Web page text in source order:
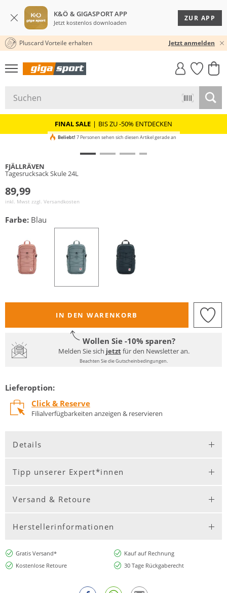
K&Ö & GIGASPORT APP
Jetzt kostenlos downloaden
ZUR APP
30 TAGE RÜCKGABERECHT
Pluscard Vorteile erhalten Jetzt anmelden
GIGASTYLE
FAHRRAD­
MUST-HAVE
FINAL SALE | BIS ZU -50% ENTDECKEN
Beliebt! 7 Personen sehen sich diesen Artikel gerade an
FJÄLLRÄVEN
Tagesrucksack Skule 24L
89,99
inkl. Mwst zzgl. Versandkosten
Farbe: Blau
IN DEN WARENKORB
Wollen Sie -10% sparen?
Melden Sie sich jetztfür den Newsletter an.
Beachten Sie die Gutscheinbedingungen.
Lieferoption:
Click & Reserve
Filialverfügbarkeiten anzeigen & reservieren
Details
Tipp unserer Expert*innen
Versand & Retoure
Herstellerinformationen
Gratis Versand*
Kauf auf Rechnung
Kostenlose Retoure
30 Tage Rückgaberecht